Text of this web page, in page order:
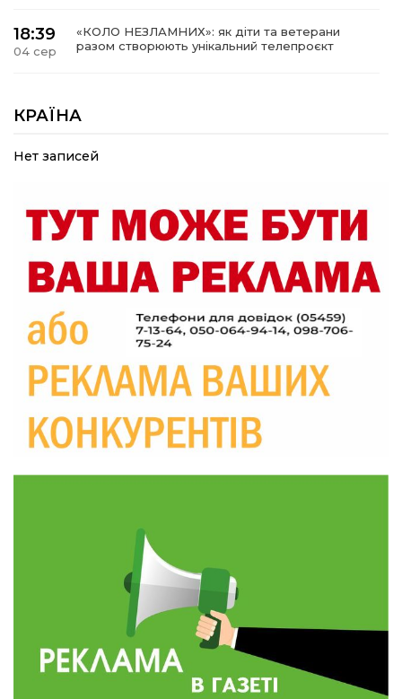
18:39
04 сер
«КОЛО НЕЗЛАМНИХ»: як діти та ветерани
разом створюють унікальний телепроєкт
04 сер
прикордоння до втраченого дому
19:36
Пишіть листи самому собі, або як уникнути
19:29
30 лип
«Все закінчиться, приїду й одружуся…»: Пам’яті
26-річного Захисника Богдана Ємця (ВІДЕО)
20:06
Паливо по 100 грн та ризик дефіциту: чому в
28 лип
Житлові сертифікати, підготовка до зими та
підтримка ВПО: підсумки засідання виконкому
Краснопільської селищної ради
10:36
28 лип
Валентина Масалітіна: «Нас тримає віра в
Перемогу і повернення додому»
Обмежено придатний, але безмежно
вмотивований: Як колишній лісівник став асом
артилерії
490 пацієнтів та 15 відвіданих сіл: МБФ
«Альянс громадського здоров’я» підбив
підсумки роботи мобільних клінік у Сумській
області
КРАЇНА
Нет записей